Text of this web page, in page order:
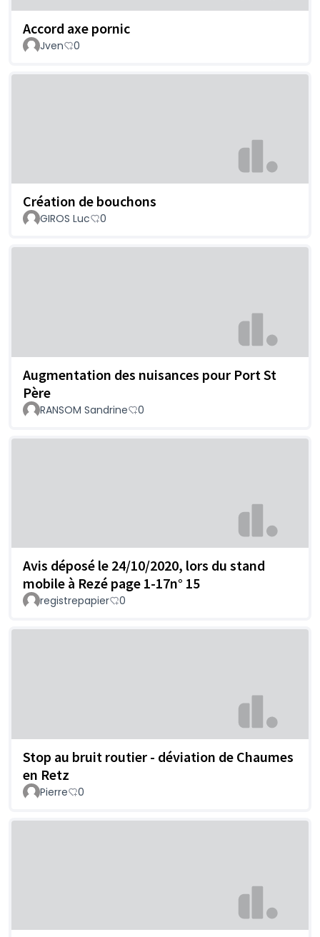
Accord axe pornic
Jven 0
Création de bouchons
GIROS Luc 0
Augmentation des nuisances pour Port St
Père
RANSOM Sandrine 0
Avis déposé le 24/10/2020, lors du stand
mobile à Rezé page 1-17n° 15
registrepapier 0
Stop au bruit routier - déviation de Chaumes
en Retz
Pierre 0